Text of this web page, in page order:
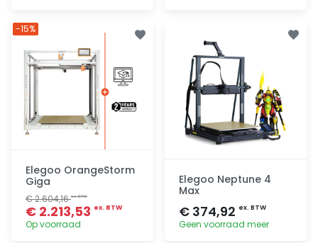
Elegoo OrangeStorm
Giga
€ 2.604,16ex. BTW
€ 2.213,53 ex. BTW
Op voorraad
-15%
Elegoo Neptune 4
Max
€ 374,92 ex. BTW
Geen voorraad meer